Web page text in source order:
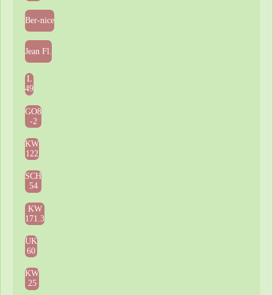
Ber-nice
Jean Fl.
L
49
GO8
-2
KW
122
SCH
54
KW
171.3
UK
60
KW
25